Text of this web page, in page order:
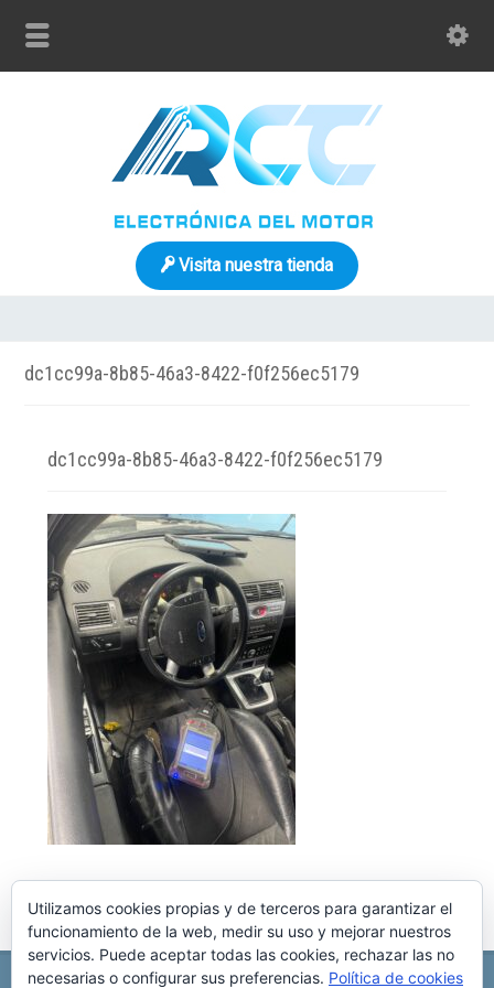
Visita nuestra tienda
dc1cc99a-8b85-46a3-8422-f0f256ec5179
dc1cc99a-8b85-46a3-8422-f0f256ec5179
Utilizamos cookies propias y de terceros para garantizar el
funcionamiento de la web, medir su uso y mejorar nuestros
servicios. Puede aceptar todas las cookies, rechazar las no
necesarias o configurar sus preferencias. Política de cookies